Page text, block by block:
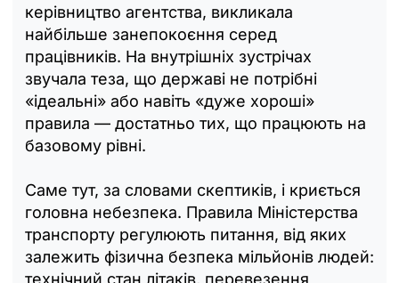
керівництво агентства, викликала
найбільше занепокоєння серед
працівників. На внутрішніх зустрічах
звучала теза, що державі не потрібні
«ідеальні» або навіть «дуже хороші»
правила — достатньо тих, що працюють на
базовому рівні.
Саме тут, за словами скептиків, і криється
головна небезпека. Правила Міністерства
транспорту регулюють питання, від яких
залежить фізична безпека мільйонів людей:
технічний стан літаків, перевезення